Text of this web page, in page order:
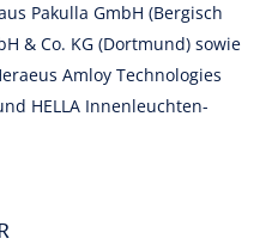
Pakulla GmbH (Bergisch
& Co. KG (Dortmund) sowie
Amloy Technologies
HELLA Innenleuchten-